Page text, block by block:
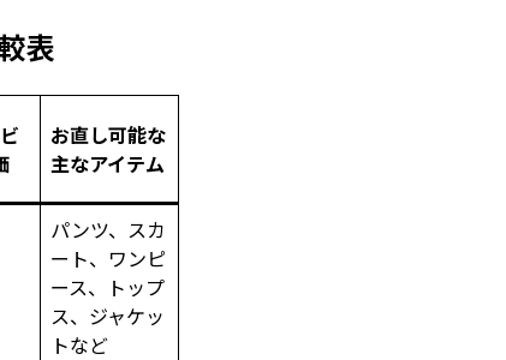
表
お直し可能な
主なアイテム
パンツ、スカ
ート、ワンピ
ース、トップ
ス、ジャケッ
トなど